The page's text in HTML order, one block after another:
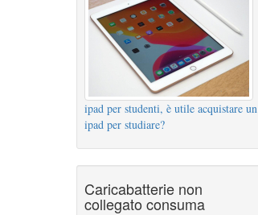
ipad per studenti, è utile acquistare un
ipad per studiare?
Caricabatterie non
collegato consuma